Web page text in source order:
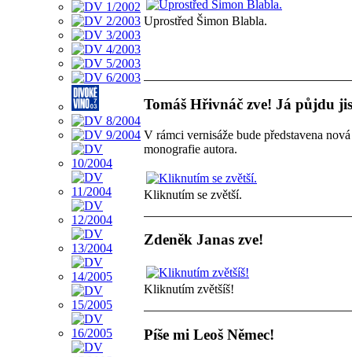
Uprostřed Šimon Blabla.
Tomáš Hřivnáč zve! Já půjdu
V rámci vernisáže bude představena
monografie autora.
Kliknutím se zvětší.
Zdeněk Janas zve!
Kliknutím zvětšíš!
Píše mi Leoš Němec!